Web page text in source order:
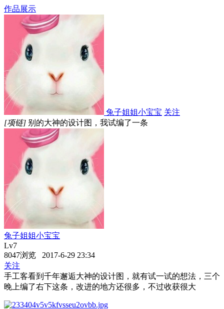
作品展示
兔子姐姐小宝宝 关注
[项链] 别的大神的设计图，我试编了一条
兔子姐姐小宝宝
Lv7
8047浏览 2017-6-29 23:34
关注
手工客看到千年邂逅大神的设计图，就有试一试的想法，三个
晚上编了右下这条，改进的地方还很多，不过收获很大